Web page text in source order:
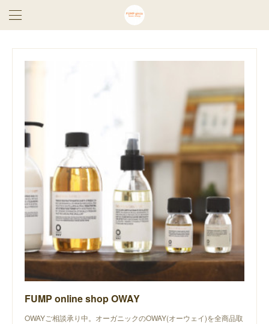
FUMP online shop OWAY
OWAYご相談承り中。オーガニックのOWAY(オーウェイ)を全商品取